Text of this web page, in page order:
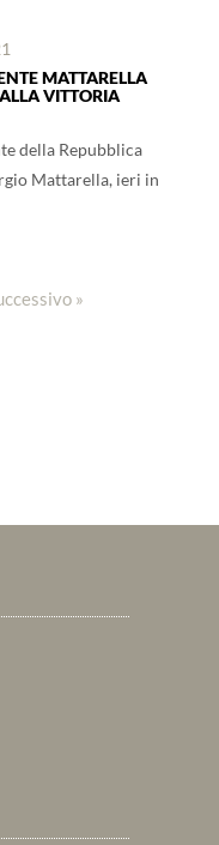
MATTARELLA
VITTORIA
della Repubblica
Mattarella, ieri in
»